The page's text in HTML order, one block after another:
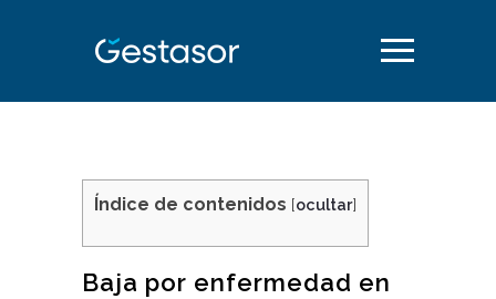
Índice de contenidos [ocultar]
Baja por enfermedad en